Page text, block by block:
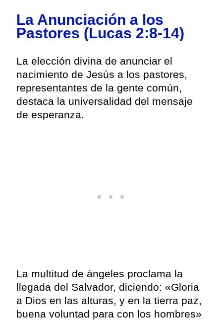
La Anunciación a los
Pastores (Lucas 2:8-14)
La elección divina de anunciar el
nacimiento de Jesús a los pastores,
representantes de la gente común,
destaca la universalidad del mensaje
de esperanza.
La multitud de ángeles proclama la
llegada del Salvador, diciendo: «Gloria
a Dios en las alturas, y en la tierra paz,
buena voluntad para con los hombres»